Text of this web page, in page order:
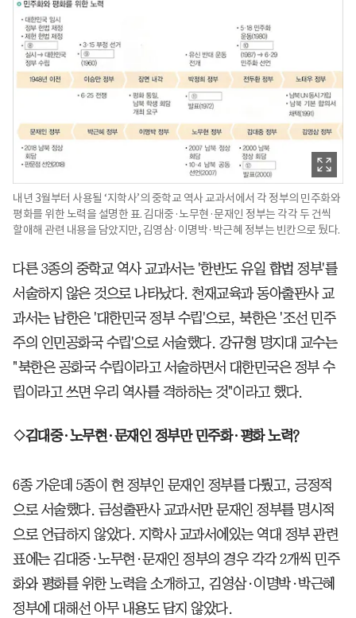
내년 3월부터 사용될 ‘지학사’의 중학교 역사 교과서에서 각 정부의 민주화와
평화를 위한 노력을 설명한 표. 김대중·노무현·문재인 정부는 각각 두 건씩
할애해 관련 내용을 담았지만, 김영삼·이명박·박근혜 정부는 빈칸으로 뒀다.
다른 3종의 중학교 역사 교과서는 '한반도 유일 합법 정부'를
서술하지 않은 것으로 나타났다. 천재교육과 동아출판사 교
과서는 남한은 '대한민국 정부 수립'으로, 북한은 '조선 민주
주의 인민공화국 수립'으로 서술했다. 강규형 명지대 교수는
"북한은 공화국 수립이라고 서술하면서 대한민국은 정부 수
립이라고 쓰면 우리 역사를 격하하는 것"이라고 했다.
◇김대중·노무현·문재인 정부만 민주화·평화 노력?
6종 가운데 5종이 현 정부인 문재인 정부를 다뤘고, 긍정적
으로 서술했다. 금성출판사 교과서만 문재인 정부를 명시적
으로 언급하지 않았다. 지학사 교과서에있는 역대 정부 관련
표에는 김대중·노무현·문재인 정부의 경우 각각 2개씩 민주
화와 평화를 위한 노력을 소개하고, 김영삼·이명박·박근혜
정부에 대해선 아무 내용도 담지 않았다.